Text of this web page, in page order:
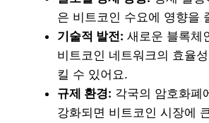
은 비트코인 수요에 영향을
기술적 발전: 새로운 블록체
비트코인 네트워크의 효율
킬 수 있어요.
규제 환경: 각국의 암호화폐
강화되면 비트코인 시장에